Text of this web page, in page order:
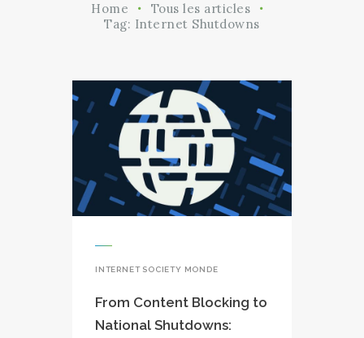
Home
Tous les articles
Tag: Internet Shutdowns
INTERNET SOCIETY MONDE
From Content Blocking to
National Shutdowns: